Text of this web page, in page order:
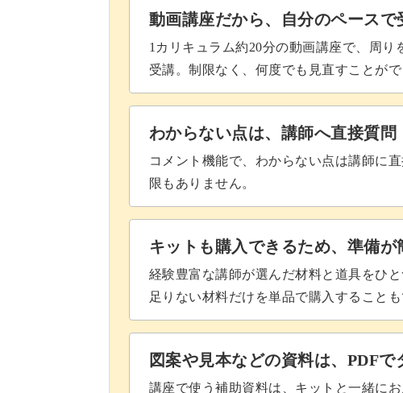
動画講座だから、自分のペースで
1カリキュラム約20分の動画講座で、周り
受講。制限なく、何度でも見直すことがで
わからない点は、講師へ直接質問
コメント機能で、わからない点は講師に
限もありません。
キットも購入できるため、準備が
経験豊富な講師が選んだ材料と道具をひ
足りない材料だけを単品で購入することも
図案や見本などの資料は、PDFで
講座で使う補助資料は、キットと一緒に